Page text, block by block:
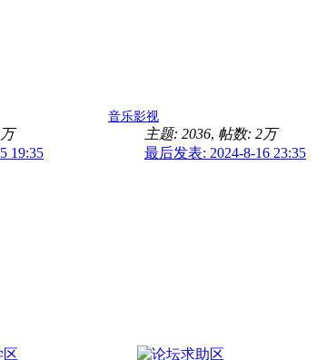
19:35
音乐影视
主题: 2036, 帖数: 2万
最后发表: 2024-8-16 23:35